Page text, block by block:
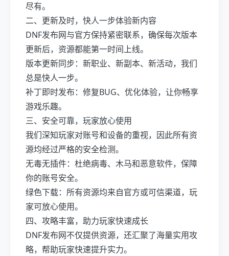
尽有。
二、更新及时，快人一步体验新内容
DNF发布网与官方保持紧密联系，确保每次版本
更新后，资源都能第一时间上线。
版本更新同步：新职业、新副本、新活动，我们
总是快人一步。
补丁即时发布：修复BUG、优化体验，让你畅享
游戏乐趣。
三、安全可靠，玩家放心使用
我们深知玩家对账号和设备的重视，因此所有资
源均经过严格的安全检测。
无毒无插件：杜绝病毒、木马和恶意软件，保障
你的账号安全。
绿色下载：所有资源均来自官方或可信渠道，玩
家可放心使用。
四、攻略丰富，助力玩家快速成长
DNF发布网不仅提供资源，还汇聚了海量实用攻
略，帮助玩家快速提升实力。